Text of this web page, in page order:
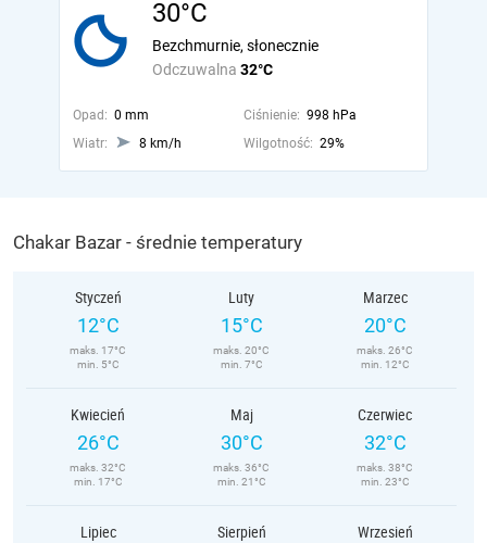
30°C
Odczuwalna 32°C
Bezchmurnie, słonecznie
Opad: 0 mm Ciśnienie: 998 hPa
Wiatr:
8 km/h Wilgotność: 29%
Chakar Bazar - średnie temperatury
Styczeń
12°C
maks. 17°C
min. 5°C
Luty
15°C
maks. 20°C
min. 7°C
Marzec
20°C
maks. 26°C
min. 12°C
Kwiecień
26°C
maks. 32°C
min. 17°C
Maj
30°C
maks. 36°C
min. 21°C
Czerwiec
32°C
maks. 38°C
min. 23°C
Lipiec Sierpień Wrzesień